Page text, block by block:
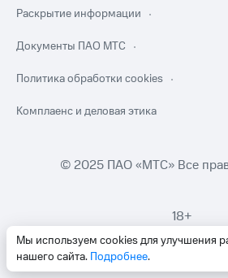
Мы используем cookies для улучшения
нашего сайта. Подробнее.
Раскрытие информации
Документы ПАО МТС
Политика обработки cookies
Комплаенс и деловая этика
© 2025 ПАО «МТС» Все
18+